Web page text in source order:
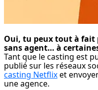
Oui, tu peux tout à
sans agent… à
Tant que le casting est
publié sur les réseaux
casting Netflix et
une agence.